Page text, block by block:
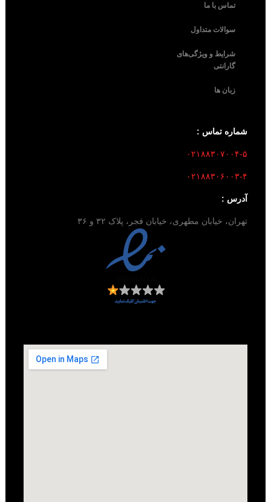
تماس با ما
سوالات متداول
شرایط و ویژگی‌های
گارانتی
زبان ها
شماره تماس :
۰۲۱۸۸۳۰۷۰۰۴-۵
۰۲۱۸۸۳۰۶۰۰۳-۴
آدرس :
تهران، خیابان مطهری، خیابان فجر، پلاک ۳۲ و ۳۶